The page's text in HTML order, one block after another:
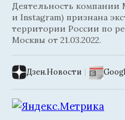
Деятельность компании
и Instagram) признана
территории России по
Москвы от 21.03.2022.
Дзен.Новости